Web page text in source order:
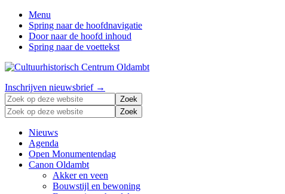
Menu
Spring naar de hoofdnavigatie
Door naar de hoofd inhoud
Spring naar de voettekst
Zonder
verleden
geen
toekomst
Header
Right
Inschrijven nieuwsbrief →
Zoek
op
deze
website
Zoek
op
deze
website
Nieuws
Agenda
Open Monumentendag
Canon Oldambt
Akker en veen
Bouwstijl en bewoning